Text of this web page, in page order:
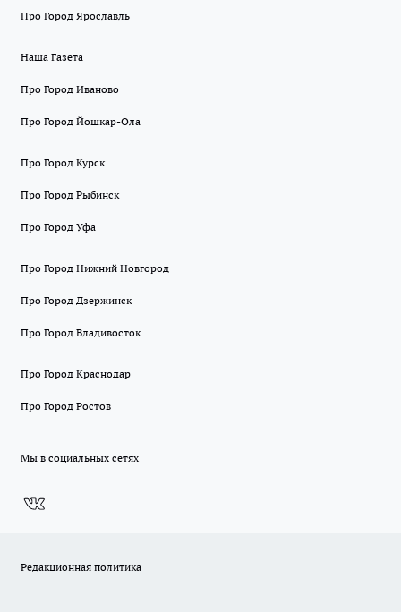
Про Город Ярославль
Наша Газета
Про Город Иваново
Про Город Йошкар-Ола
Про Город Курск
Про Город Рыбинск
Про Город Уфа
Про Город Нижний Новгород
Про Город Дзержинск
Про Город Владивосток
Про Город Краснодар
Про Город Ростов
Мы в социальных сетях
Редакционная политика